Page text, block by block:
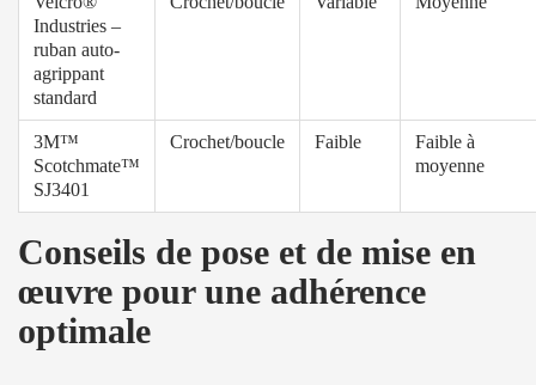
Industries –
ruban auto-
agrippant
standard
3M™
Scotchmate™
SJ3401
Crochet/boucle Faible
Faible à
moyenne
Conseils de pose et de mise en
œuvre pour une adhérence
optimale